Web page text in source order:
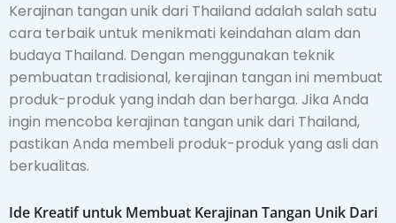
Kerajinan tangan unik dari Thailand adalah salah satu
cara terbaik untuk menikmati keindahan alam dan
budaya Thailand. Dengan menggunakan teknik
pembuatan tradisional, kerajinan tangan ini membuat
produk-produk yang indah dan berharga. Jika Anda
ingin mencoba kerajinan tangan unik dari Thailand,
pastikan Anda membeli produk-produk yang asli dan
berkualitas.
Ide Kreatif untuk Membuat Kerajinan Tangan Unik Dari